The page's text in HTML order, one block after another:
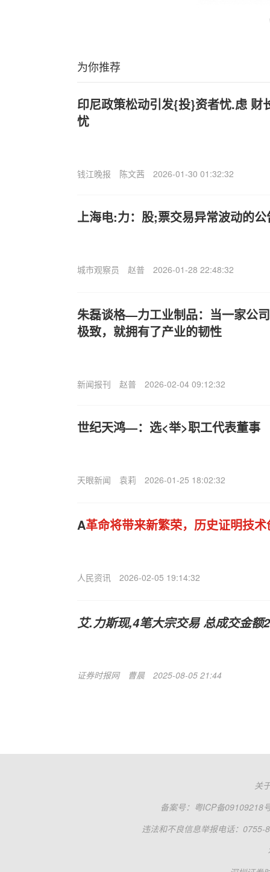
为你推荐
印尼政策松动引发{投}资者忧.虑 财
忧
钱江晚报 陈文茜 2026-01-30 01:32:32
上海电:力：股;票交易异常波动的公
城市观察员 赵普 2026-01-28 22:48:32
朱磊谈格—力工业制品：当一家公
极致，就拥有了产业的韧性
新闻报刊 赵普 2026-02-04 09:12:32
世纪天鸿—：选<举>职工代表董事
天眼新闻 袁莉 2026-01-25 18:02:32
A革命将带来新繁荣，历史证明技
人民资讯 2026-02-05 19:14:32
艾.力斯现,4笔大宗交易 总成交金额
证券时报网 曹晨 2025-08-05 21:44
关
备案号： 粤ICP备09109218
违法和不良信息举报电话：0755-